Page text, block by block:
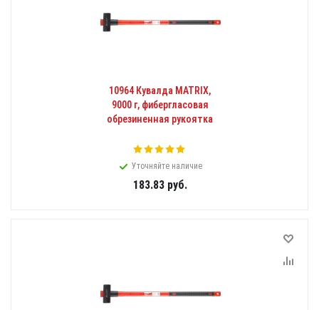
10964 Кувалда MATRIX,
9000 г, фибергласовая
обрезиненная рукоятка
Уточняйте наличие
183.83руб.